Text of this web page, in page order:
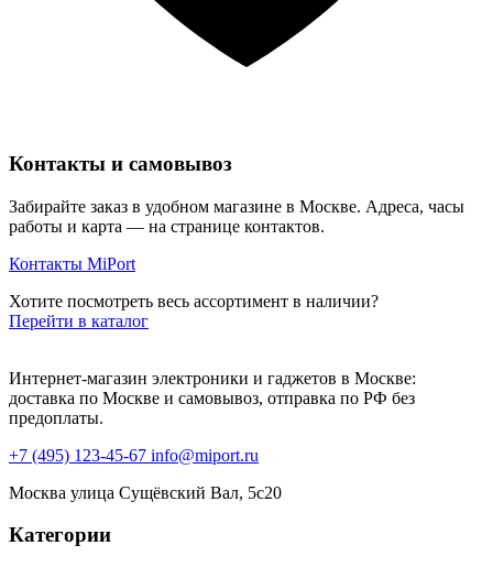
Контакты и самовывоз
Забирайте заказ в удобном магазине в Москве. Адреса, часы
работы и карта — на странице контактов.
Контакты MiPort
Хотите посмотреть весь ассортимент в наличии?
Перейти в каталог
Интернет-магазин электроники и гаджетов в Москве:
доставка по Москве и самовывоз, отправка по РФ без
предоплаты.
+7 (495) 123-45-67 info@miport.ru
Москва улица Сущёвский Вал, 5с20
Категории